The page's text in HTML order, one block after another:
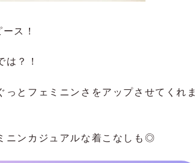
ス！
？！
とフェミニンさをアップさせてくれま
ニンカジュアルな着こなしも◎